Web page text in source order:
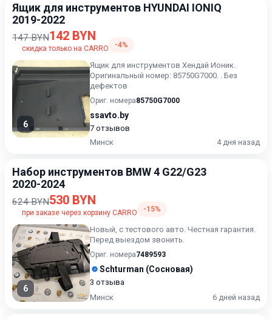
Ящик для инструментов HYUNDAI IONIQ
2019-2022
147 BYN142 BYN
скидка только на CARRO -4%
6
Ящик для инструментов Хендай Ионик.
Оригинальный номер: 85750G7000. . Без
дефектов
Ориг. номера85750G7000
ssavto.by
7 отзывов
Минск
4 дня назад
Набор инструментов BMW 4 G22/G23
2020-2024
624 BYN530 BYN
при заказе через корзину CARRO -15%
6
Новый, с тестового авто. Честная гарантия.
Перед выездом звонить.
Ориг. номера7489593
Schturman (Сосновая)
3 отзыва
Минск
6 дней назад